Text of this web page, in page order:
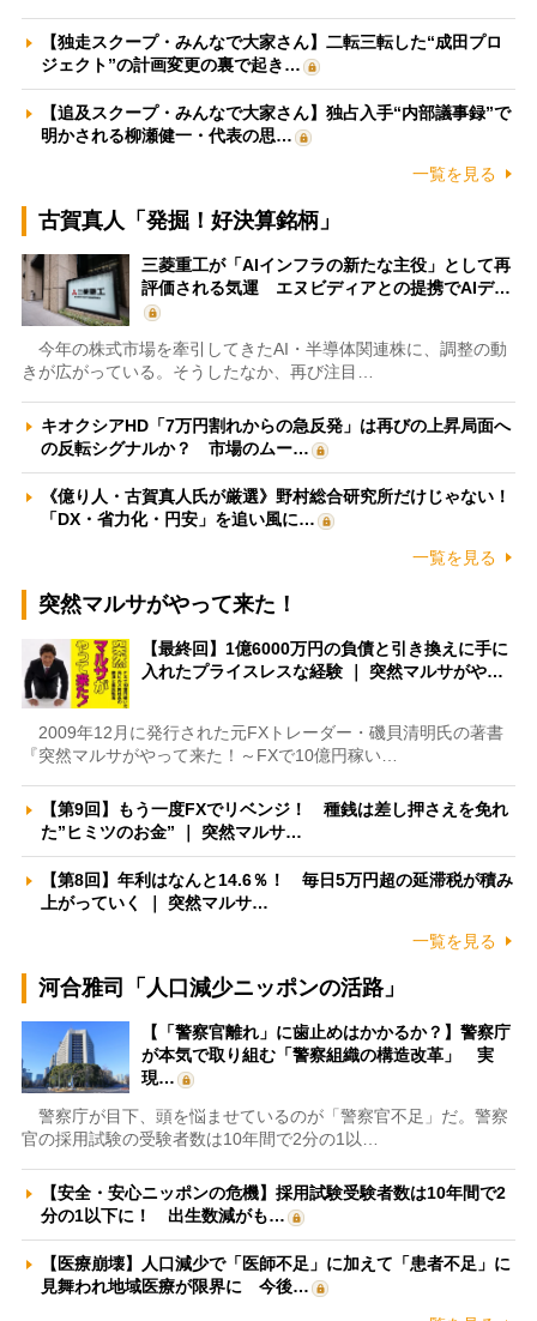
【独走スクープ・みんなで大家さん】二転三転した“成田プロ
ジェクト”の計画変更の裏で起き…
【追及スクープ・みんなで大家さん】独占入手“内部議事録”で
明かされる柳瀬健一・代表の思…
一覧を見る
古賀真人「発掘！好決算銘柄」
三菱重工が「AIインフラの新たな主役」として再
評価される気運 エヌビディアとの提携でAIデ…
今年の株式市場を牽引してきたAI・半導体関連株に、調整の動
きが広がっている。そうしたなか、再び注目…
キオクシアHD「7万円割れからの急反発」は再びの上昇局面へ
の反転シグナルか？ 市場のムー…
《億り人・古賀真人氏が厳選》野村総合研究所だけじゃない！
「DX・省力化・円安」を追い風に…
一覧を見る
突然マルサがやって来た！
【最終回】1億6000万円の負債と引き換えに手に
入れたプライスレスな経験 ｜ 突然マルサがや…
2009年12月に発行された元FXトレーダー・磯貝清明氏の著書
『突然マルサがやって来た！～FXで10億円稼い…
【第9回】もう一度FXでリベンジ！ 種銭は差し押さえを免れ
た”ヒミツのお金” ｜ 突然マルサ…
【第8回】年利はなんと14.6％！ 毎日5万円超の延滞税が積み
上がっていく ｜ 突然マルサ…
一覧を見る
河合雅司「人口減少ニッポンの活路」
【「警察官離れ」に歯止めはかかるか？】警察庁
が本気で取り組む「警察組織の構造改革」 実
現…
警察庁が目下、頭を悩ませているのが「警察官不足」だ。警察
官の採用試験の受験者数は10年間で2分の1以…
【安全・安心ニッポンの危機】採用試験受験者数は10年間で2
分の1以下に！ 出生数減がも…
【医療崩壊】人口減少で「医師不足」に加えて「患者不足」に
見舞われ地域医療が限界に 今後…